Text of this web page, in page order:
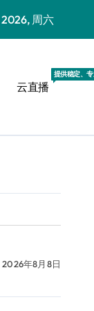
周六
云直播
提供稳定、
2026年8月8日